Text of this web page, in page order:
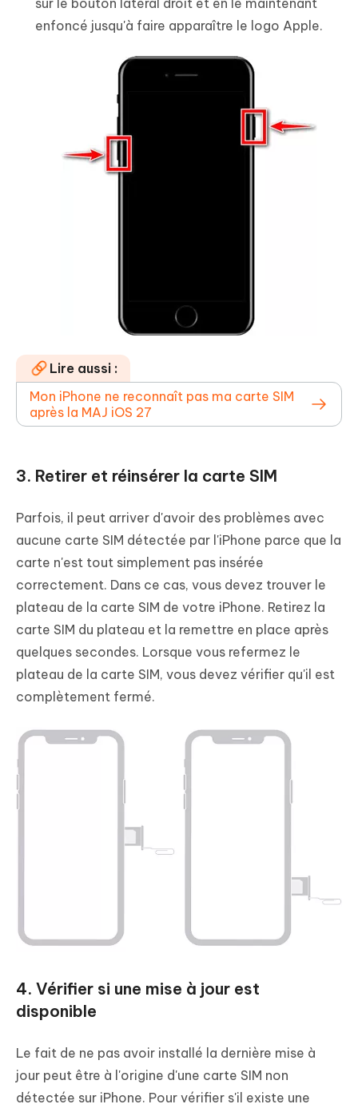
enfoncé jusqu'à faire apparaître le logo Apple.
Lire aussi :
Mon iPhone ne reconnaît pas ma carte SIM
après la MAJ iOS 27
3. Retirer et réinsérer la carte SIM
Parfois, il peut arriver d'avoir des problèmes avec
aucune carte SIM détectée par l'iPhone parce que la
carte n'est tout simplement pas insérée
correctement. Dans ce cas, vous devez trouver le
plateau de la carte SIM de votre iPhone. Retirez la
carte SIM du plateau et la remettre en place après
quelques secondes. Lorsque vous refermez le
plateau de la carte SIM, vous devez vérifier qu'il est
complètement fermé.
4. Vérifier si une mise à jour est
disponible
Le fait de ne pas avoir installé la dernière mise à
jour peut être à l'origine d'une carte SIM non
détectée sur iPhone. Pour vérifier s'il existe une